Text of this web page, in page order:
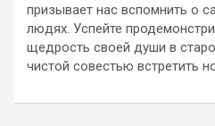
призывает нас вспомнить о
людях. Успейте
щедрость своей души в
чистой совестью встретить